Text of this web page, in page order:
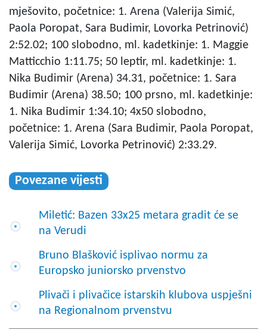
mješovito, početnice: 1. Arena (Valerija Simić,
Paola Poropat, Sara Budimir, Lovorka Petrinović)
2:52.02; 100 slobodno, ml. kadetkinje: 1. Maggie
Matticchio 1:11.75; 50 leptir, ml. kadetkinje: 1.
Nika Budimir (Arena) 34.31, početnice: 1. Sara
Budimir (Arena) 38.50; 100 prsno, ml. kadetkinje:
1. Nika Budimir 1:34.10; 4x50 slobodno,
početnice: 1. Arena (Sara Budimir, Paola Poropat,
Valerija Simić, Lovorka Petrinović) 2:33.29.
Povezane vijesti
Miletić: Bazen 33x25 metara gradit će se
na Verudi
Bruno Blašković isplivao normu za
Europsko juniorsko prvenstvo
Plivači i plivačice istarskih klubova uspješni
na Regionalnom prvenstvu